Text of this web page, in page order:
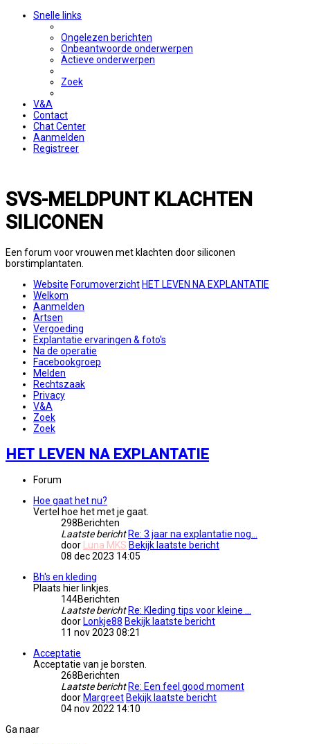
Snelle links
Ongelezen berichten
Onbeantwoorde onderwerpen
Actieve onderwerpen
Zoek
V&A
Contact
Chat Center
Aanmelden
Registreer
SVS-MELDPUNT KLACHTEN
SILICONEN
Een forum voor vrouwen met klachten door siliconen
borstimplantaten.
Website ForumoverzichtHET LEVEN NA EXPLANTATIE
Welkom
Aanmelden
Artsen
Vergoeding
Explantatie ervaringen & foto's
Na de operatie
Facebookgroep
Melden
Rechtszaak
Privacy
V&A
Zoek
Zoek
HET LEVEN NA EXPLANTATIE
Forum
Hoe gaat het nu?
Vertel hoe het met je gaat.
298Berichten
Laatste bericht Re: 3 jaar na explantatie nog…
door Luna MKS Bekijk laatste bericht
08 dec 2023 14:05
Bh's en kleding
Plaats hier linkjes.
144Berichten
Laatste bericht Re: Kleding tips voor kleine …
door Lonkje88 Bekijk laatste bericht
11 nov 2023 08:21
Acceptatie
Acceptatie van je borsten.
268Berichten
Laatste bericht Re: Een feel good moment
door Margreet Bekijk laatste bericht
04 nov 2022 14:10
Ga naar